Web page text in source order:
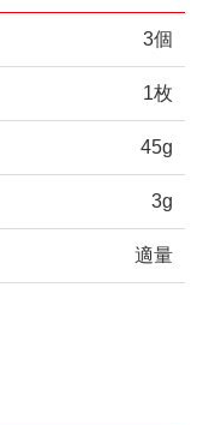
3個
1枚
45g
3g
適量